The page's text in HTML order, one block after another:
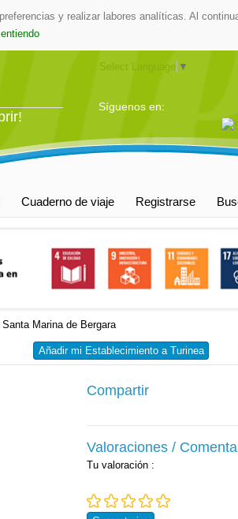
y realizar labores analíticas. Al
Select Language ▼
Síguenos en:
Cuaderno de viaje Registrarse
Santa Marina de Bergara
Añadir mi Establecimiento a Turinea
Compartir
Valoraciones /
Tu valoración :